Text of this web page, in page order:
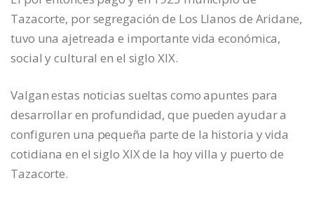
Tazacorte, por segregación de Los Llanos de Aridane,
tuvo una ajetreada e importante vida económica,
social y cultural en el siglo XIX.
Valgan estas noticias sueltas como apuntes para
desarrollar en profundidad, que pueden ayudar a
configuren una pequeña parte de la historia y vida
cotidiana en el siglo XIX de la hoy villa y puerto de
Tazacorte.